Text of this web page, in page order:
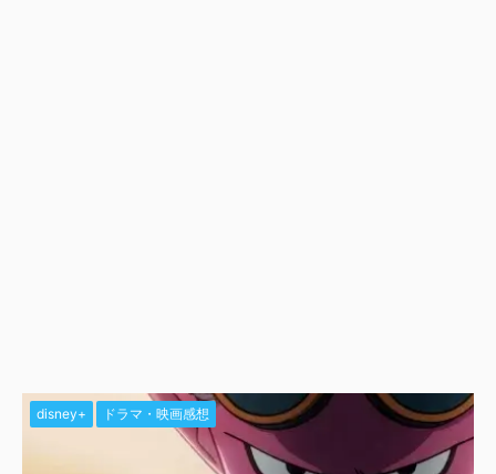
disney+ ドラマ・映画感想